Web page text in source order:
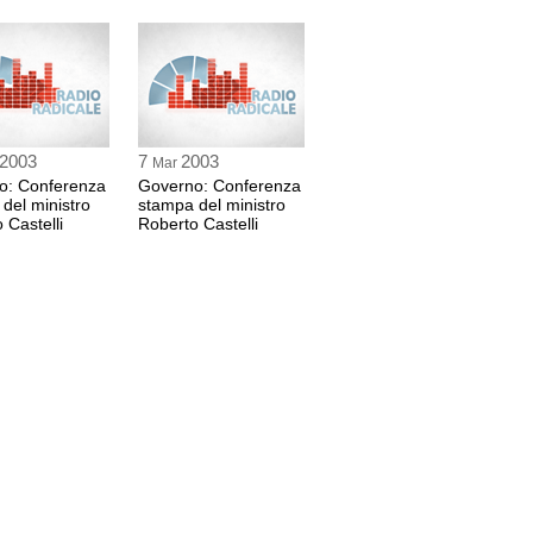
2003
Conferenza
ministro
Castelli
7 Mar 2003
Governo: Conferenza
stampa del ministro
Roberto Castelli